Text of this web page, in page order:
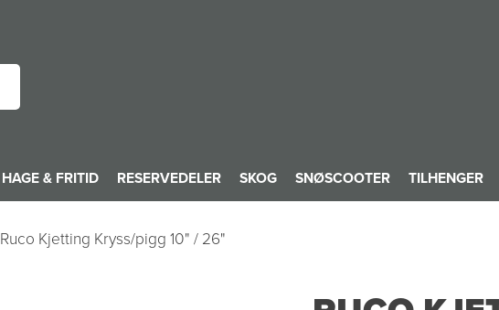
HAGE & FRITID RESERVEDELER SKOG SNØSCOOTER TILHENGER
Ruco Kjetting Kryss/pigg 10" / 26"